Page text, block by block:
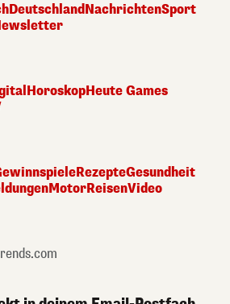
DeutschlandNachrichtenSport
HoroskopHeute Games
RezepteGesundheit
MotorReisenVideo